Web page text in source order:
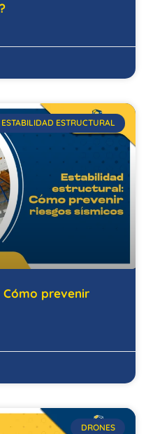
ESTABILIDAD ESTRUCTURAL
prevenir
DRONES